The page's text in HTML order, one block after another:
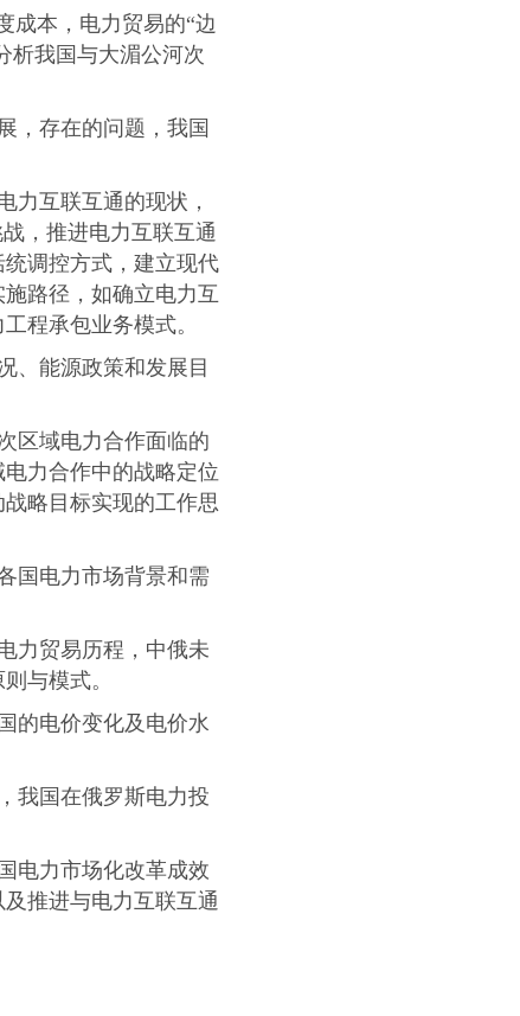
成本，电力贸易的“边
析我国与大湄公河次
，存在的问题，我国
力互联互通的现状，
，推进电力互联互通
调控方式，建立现代
路径，如确立电力互
程承包业务模式。
、能源政策和发展目
区域电力合作面临的
力合作中的战略定位
略目标实现的工作思
国电力市场背景和需
力贸易历程，中俄未
与模式。
的电价变化及电价水
我国在俄罗斯电力投
电力市场化改革成效
推进与电力互联互通